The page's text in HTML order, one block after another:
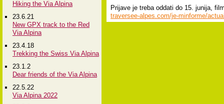
Hiking the Via Alpina
23.6.21
New GPX track to the Red
Via Alpina
23.4.18
Trekking the Swiss Via Alpina
23.1.2
Dear friends of the Via Alpina
22.5.22
Via Alpina 2022
Prijave je treba oddati do 15. junija,
traversee-alpes.com/je-minforme/